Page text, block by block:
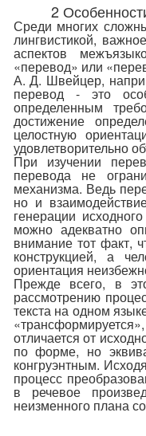
2
Среди многих
лингвистикой,
аспектов
«перевод» или
А. Д. Швейцер,
перевод - это
определенным
достижение
целостную
удовлетворительно
При изучении
перевода не
механизма. Ведь
но и
генерации
можно адекватно
внимание тот факт,
конструкцией, а
ориентация
Прежде всего, в
рассмотрению
текста на одном
отличается от
по форме, но
конгруэнтным.
процесс
в речевое
неизменного плана